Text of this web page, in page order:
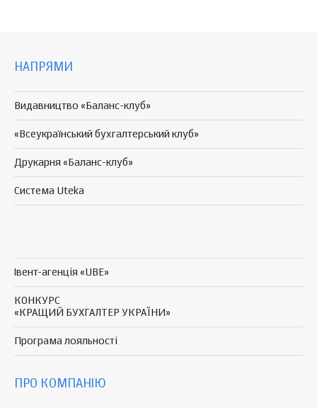
НАПРЯМИ
Видавництво «Баланс-клуб»
«Всеукраїнський бухгалтерський клуб»
Друкарня «Баланс-клуб»
Система Uteka
Івент-агенція «UBE»
КОНКУРС
«КРАЩИЙ БУХГАЛТЕР УКРАЇНИ»
Програма лояльності
ПРО КОМПАНІЮ